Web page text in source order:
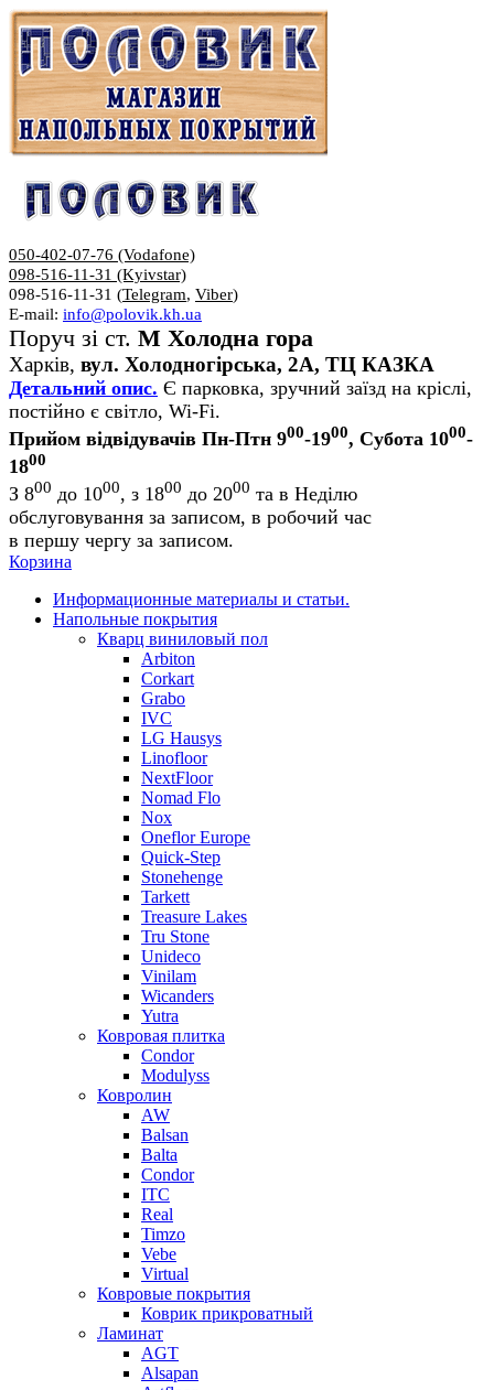
050-402-07-76 (Vodafone)
098-516-11-31 (Kyivstar)
098-516-11-31 (Telegram, Viber)
E-mail: info@polovik.kh.ua
Поруч зі ст. М Холодна гора
Харків, вул. Холодногірська, 2А, ТЦ КАЗКА
Детальний опис. Є парковка, зручний заїзд на кріслі,
постійно є світло, Wi-Fi.
Прийом відвідувачів Пн-Птн 900-1900, Субота 1000-
1800
З 800 до 1000, з 1800 до 2000 та в Неділю
обслуговування за записом, в робочий час
в першу чергу за записом.
Корзина
Информационные материалы и статьи.
Напольные покрытия
Кварц виниловый пол
Arbiton
Corkart
Grabo
IVC
LG Hausys
Linofloor
NextFloor
Nomad Flo
Nox
Oneflor Europe
Quick-Step
Stonehenge
Tarkett
Treasure Lakes
Tru Stone
Unideco
Vinilam
Wicanders
Yutra
Ковровая плитка
Condor
Modulyss
Ковролин
AW
Balsan
Balta
Condor
ITC
Real
Timzo
Vebe
Virtual
Ковровые покрытия
Коврик прикроватный
Ламинат
AGT
Alsapan